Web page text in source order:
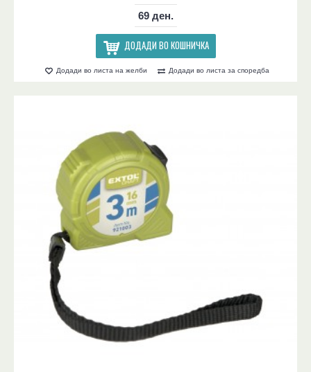
69 ден.
ДОДАДИ ВО КОШНИЧКА
Додади во листа на желби Додади во листа за споредба